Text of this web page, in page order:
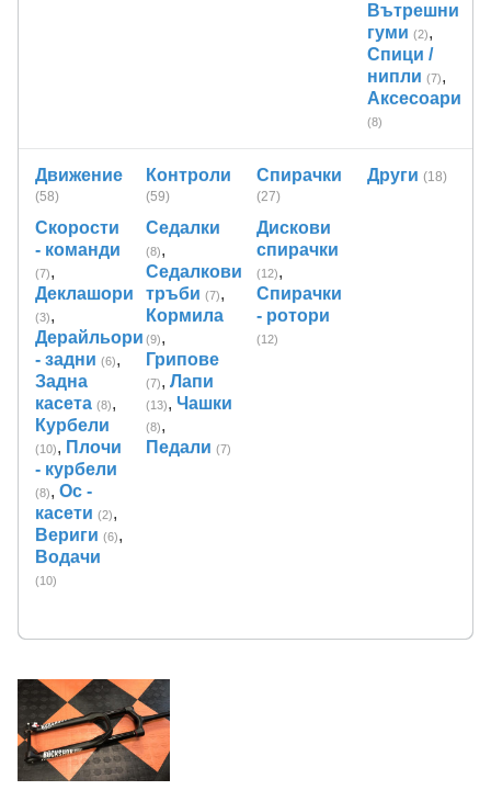
Вътрешни
гуми (2),
Спици /
нипли (7),
Аксесоари
(8)
Движение
(58)
Скорости
- команди
(7),
Деклашори
(3),
Дерайльори
- задни (6),
Задна
касета (8),
Курбели
(10), Плочи
- курбели
(8), Ос -
касети (2),
Вериги (6),
Водачи
(10)
Контроли
(59)
Седалки
(8),
Седалкови
тръби (7),
Кормила
(9),
Грипове
(7), Лапи
(13), Чашки
(8),
Педали (7)
Спирачки
(27)
Дискови
спирачки
(12),
Спирачки
- ротори
(12)
Други (18)